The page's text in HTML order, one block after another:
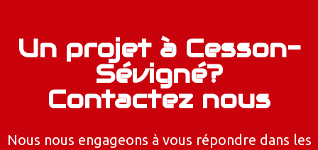
Un projet à Cesson-
Sévigné?
Contactez nous
Nous nous engageons à vous répondre dans les